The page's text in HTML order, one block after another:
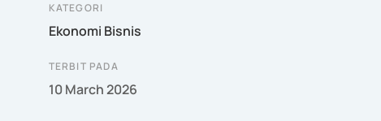
KATEGORI
Ekonomi Bisnis
TERBIT PADA
10 March 2026